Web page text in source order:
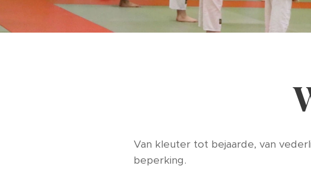
Van kleuter tot bejaarde, van
beperking.